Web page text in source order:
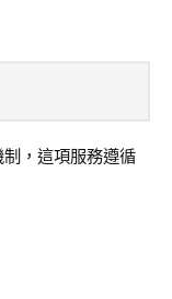
制，這項服務遵循